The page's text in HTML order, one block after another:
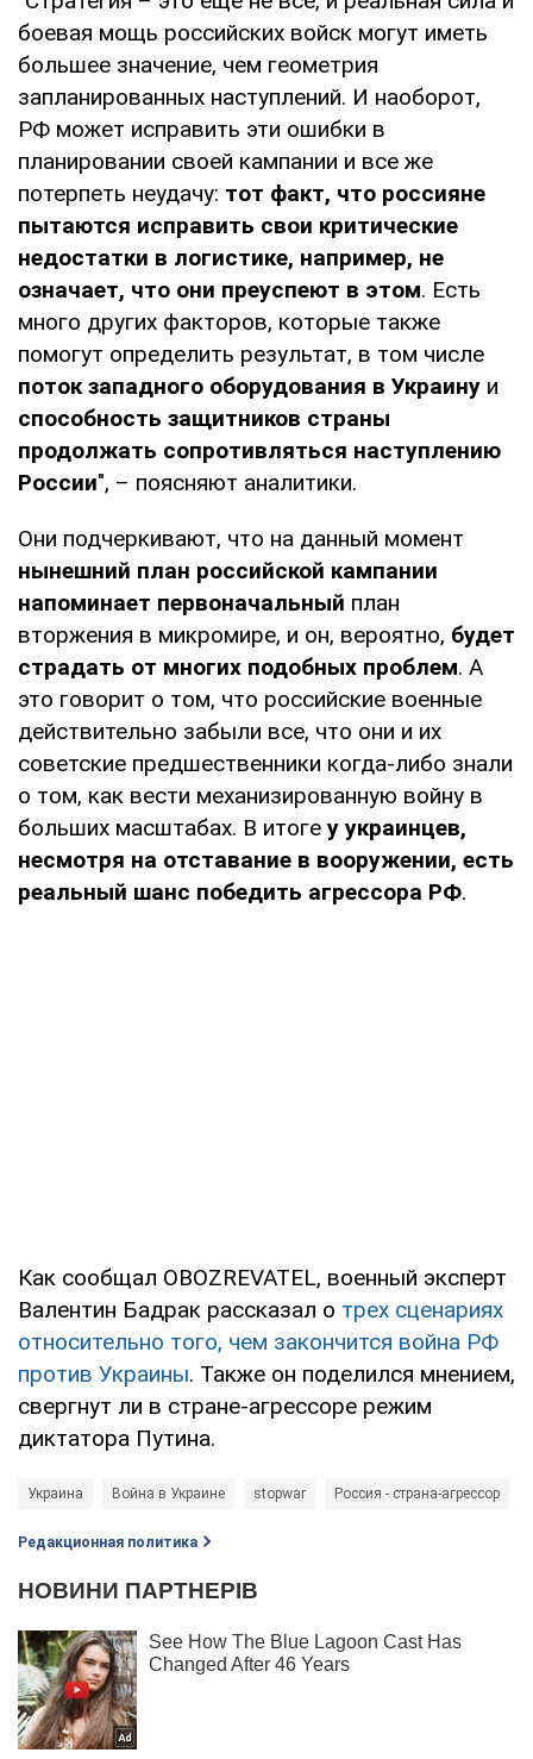
боевая мощь российских войск могут иметь
большее значение, чем геометрия
запланированных наступлений. И наоборот,
РФ может исправить эти ошибки в
планировании своей кампании и все же
потерпеть неудачу: тот факт, что россияне
пытаются исправить свои критические
недостатки в логистике, например, не
означает, что они преуспеют в этом. Есть
много других факторов, которые также
помогут определить результат, в том числе
поток западного оборудования в Украину и
способность защитников страны
продолжать сопротивляться наступлению
России", – поясняют аналитики.
Они подчеркивают, что на данный момент
нынешний план российской кампании
напоминает первоначальный план
вторжения в микромире, и он, вероятно, будет
страдать от многих подобных проблем. А
это говорит о том, что российские военные
действительно забыли все, что они и их
советские предшественники когда-либо знали
о том, как вести механизированную войну в
больших масштабах. В итоге у украинцев,
несмотря на отставание в вооружении, есть
реальный шанс победить агрессора РФ.
Как сообщал OBOZREVATEL, военный эксперт
Валентин Бадрак рассказал о трех сценариях
относительно того, чем закончится война РФ
против Украины. Также он поделился мнением,
свергнут ли в стране-агрессоре режим
диктатора Путина.
Украина Война в Украине stopwar Россия - страна-агрессор
Редакционная политика